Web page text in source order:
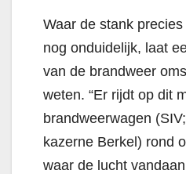
Waar de stank
nog onduidelijk, laat
van de brandweer
weten. “Er rijdt op dit
brandweerwagen
kazerne Berkel) rond
waar de lucht